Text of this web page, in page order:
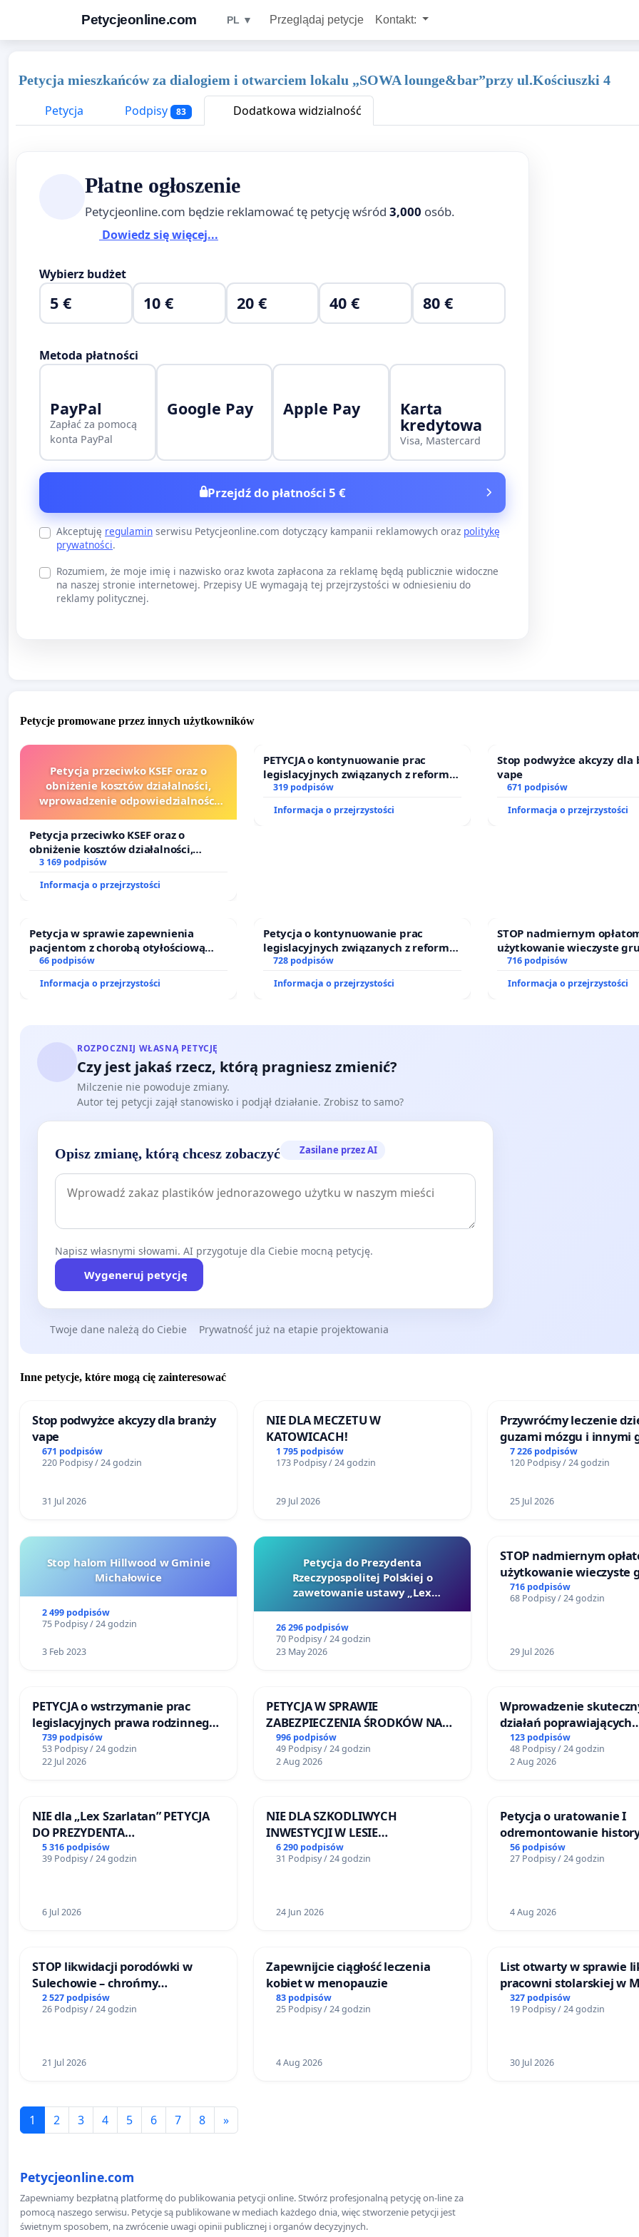
Petycjeonline.com PL ▼ Przeglądaj petycje Kontakt:
Petycja mieszkańców za dialogiem i otwarciem lokalu „SOWA lounge&bar”przy ul.Kościuszki 4
Petycja
Podpisy 83 Dodatkowa widzialność
Płatne ogłoszenie
Petycjeonline.com będzie reklamować tę petycję wśród 3,000 osób.
Dowiedz się więcej...
Wybierz budżet
5 € 10 € 20 € 40 € 80 €
Metoda płatności
PayPal
Zapłać za pomocą
konta PayPal
Google Pay Apple Pay Karta
kredytowa
Visa, Mastercard
Przejdź do płatności 5 €
Akceptuję regulamin serwisu Petycjeonline.com dotyczący kampanii reklamowych oraz politykę
prywatności.
Rozumiem, że moje imię i nazwisko oraz kwota zapłacona za reklamę będą publicznie widoczne
na naszej stronie internetowej. Przepisy UE wymagają tej przejrzystości w odniesieniu do
reklamy politycznej.
Petycje promowane przez innych użytkowników
Petycja przeciwko KSEF oraz o
obniżenie kosztów działalności,
wprowadzenie odpowiedzialności
sędziów
Petycja przeciwko KSEF oraz o
obniżenie kosztów działalności,
wprowadzenie odpowiedzialności
sędziów
3 169 podpisów
Informacja o przejrzystości
PETYCJA o kontynuowanie prac
legislacyjnych związanych z reformą
prawa rodzinnego
319 podpisów
Informacja o przejrzystości
Stop podwyżce akcyzy dla
vape
671 podpisów
Informacja o przejrzystości
Petycja w sprawie zapewnienia
pacjentom z chorobą otyłościową
dostępu do kompleksowego leczenia
66 podpisów
Informacja o przejrzystości
Petycja o kontynuowanie prac
legislacyjnych związanych z reformą
prawa rodzinnego
728 podpisów
Informacja o przejrzystości
STOP nadmiernym
użytkowanie wieczyste
zajmowanych przez
716 podpisów
Informacja o przejrzystości
ROZPOCZNIJ WŁASNĄ PETYCJĘ
Czy jest jakaś rzecz, którą pragniesz zmienić?
Milczenie nie powoduje zmiany.
Autor tej petycji zajął stanowisko i podjął działanie. Zrobisz to samo?
Opisz zmianę, którą chcesz zobaczyć Zasilane przez AI
Napisz własnymi słowami. AI przygotuje dla Ciebie mocną petycję.
Wygeneruj petycję
Twoje dane należą do Ciebie Prywatność już na etapie projektowania
Inne petycje, które mogą cię zainteresować
Stop podwyżce akcyzy dla branży
vape
671 podpisów
220 Podpisy / 24 godzin
31 Jul 2026
NIE DLA MECZETU W
KATOWICACH!
1 795 podpisów
173 Podpisy / 24 godzin
29 Jul 2026
Przywróćmy leczenie
guzami mózgu i innymi
litymi do Górnośląskiego
Centrum Zdrowia
7 226 podpisów
120 Podpisy / 24 godzin
25 Jul 2026
Stop halom Hillwood w Gminie
Michałowice
2 499 podpisów
75 Podpisy / 24 godzin
3 Feb 2023
Petycja do Prezydenta
Rzeczypospolitej Polskiej o
zawetowanie ustawy „Lex
26 296 podpisów
70 Podpisy / 24 godzin
23 May 2026
STOP nadmiernym
użytkowanie wieczyste
zajmowanych przez
ogrody działkowe.
716 podpisów
68 Podpisy / 24 godzin
29 Jul 2026
PETYCJA o wstrzymanie prac
legislacyjnych prawa rodzinnego
narażających ofiary przemocy
739 podpisów
53 Podpisy / 24 godzin
22 Jul 2026
PETYCJA W SPRAWIE
ZABEZPIECZENIA ŚRODKÓW NA
FUNKCJONOWANIE SCHRONISKA
DLA BEZDOMNYCH ZWIERZĄT W
SKARYSZEWIE
996 podpisów
49 Podpisy / 24 godzin
2 Aug 2026
Wprowadzenie
działań poprawiających
bezpieczeństwo na ulicy
Żeromskiego w Otwocku
123 podpisów
48 Podpisy / 24 godzin
2 Aug 2026
NIE dla „Lex Szarlatan” PETYCJA
DO PREZYDENTA
RZECZYPOSPOLITEJ POLSKIEJ
5 316 podpisów
39 Podpisy / 24 godzin
6 Jul 2026
NIE DLA SZKODLIWYCH
INWESTYCJI W LESIE
ŁAGIEWNICKIM I ARTURÓWKU
6 290 podpisów
31 Podpisy / 24 godzin
24 Jun 2026
Petycja o uratowanie I
odremontowanie
Lokomotywy sm42-914
56 podpisów
27 Podpisy / 24 godzin
4 Aug 2026
STOP likwidacji porodówki w
Sulechowie – chrońmy
bezpieczeństwo matek i
noworodków
2 527 podpisów
26 Podpisy / 24 godzin
21 Jul 2026
Zapewnijcie ciągłość leczenia
kobiet w menopauzie
83 podpisów
25 Podpisy / 24 godzin
4 Aug 2026
List otwarty w sprawie
pracowni stolarskiej w
Teatrze Miniatura w
327 podpisów
19 Podpisy / 24 godzin
30 Jul 2026
1 2 3 4 5 6 7 8 »
Petycjeonline.com
Zapewniamy bezpłatną platformę do publikowania petycji online. Stwórz profesjonalną petycję on-line za
pomocą naszego serwisu. Petycje są publikowane w mediach każdego dnia, więc stworzenie petycji jest
świetnym sposobem, na zwrócenie uwagi opinii publicznej i organów decyzyjnych.